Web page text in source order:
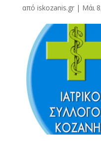
από iskozanis.gr| Μάι